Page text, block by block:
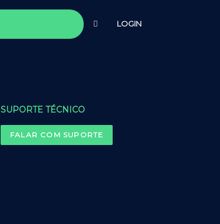
LOGIN
SUPORTE TÉCNICO
FALAR COM SUPORTE